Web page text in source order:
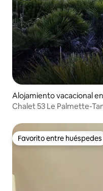
Alojamiento vacacional
Chalet 53 Le Palmette-
Favorito entre huéspedes
Favorito entre huéspedes